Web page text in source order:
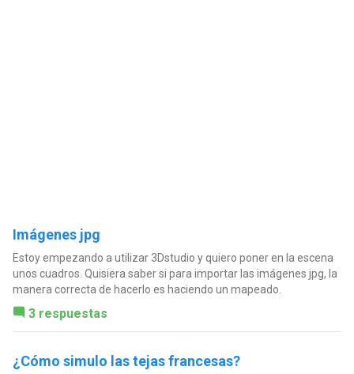
Imágenes jpg
Estoy empezando a utilizar 3Dstudio y quiero poner en la escena
unos cuadros. Quisiera saber si para importar las imágenes jpg, la
manera correcta de hacerlo es haciendo un mapeado.
3 respuestas
¿Cómo simulo las tejas francesas?